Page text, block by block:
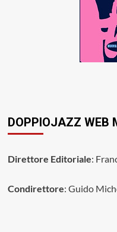
DOPPIOJAZZ WEB
Direttore Editoriale:
Condirettore: Guido